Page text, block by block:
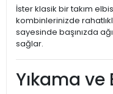
İster klasik bir takım
kombinlerinizde
sayesinde başınızda
sağlar.
Yıkama ve